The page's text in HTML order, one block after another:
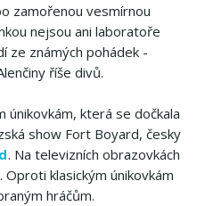
zamořenou vesmírnou
nejsou ani laboratoře
ze známých pohádek -
říše divů.
únikovkám, která se dočkala
show Fort Boyard, česky
. Na televizních obrazovkách
klasickým únikovkám
hráčům.